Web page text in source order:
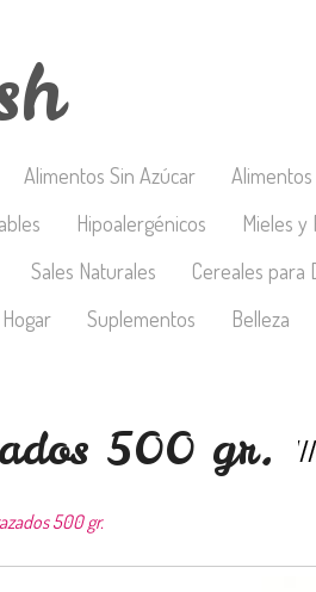
Alimentos Sin Azúcar Alimentos
Hipoalergénicos Mieles y
Sales Naturales Cereales para
Suplementos Belleza
500 gr.
500 gr.